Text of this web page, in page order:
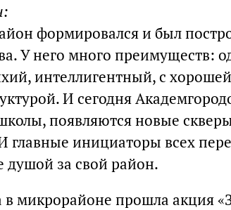
формировался и был
У него много преимуществ:
интеллигентный, с
И сегодня
появляются новые
главные инициаторы всех
за свой район.
в микрорайоне прошла акция